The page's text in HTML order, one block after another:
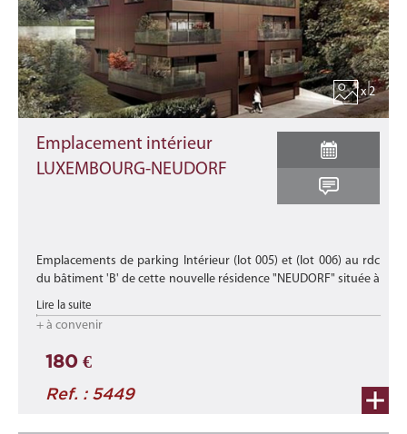
x 2
Emplacement intérieur
LUXEMBOURG-NEUDORF
Emplacements de parking Intérieur (lot 005) et (lot 006) au rdc
du bâtiment 'B' de cette nouvelle résidence "NEUDORF" située à
Luxembourg-Neudorf dans un écrin de verdure proche des
axes autoro ...
Lire la suite
+ à convenir
180 €
Ref. : 5449